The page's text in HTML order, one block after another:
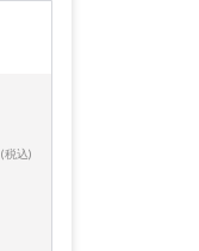
(税込)